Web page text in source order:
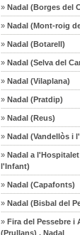
» Nadal (Borges del
» Nadal (Mont-roig
» Nadal (Botarell)
» Nadal (Selva del
» Nadal (Vilaplana)
» Nadal (Pratdip)
» Nadal (Reus)
» Nadal (Vandellòs i
» Nadal a
l'Infant)
» Nadal (Capafonts)
» Nadal (Bisbal del
» Fira del Pessebre i
(Prullans) , Nadal